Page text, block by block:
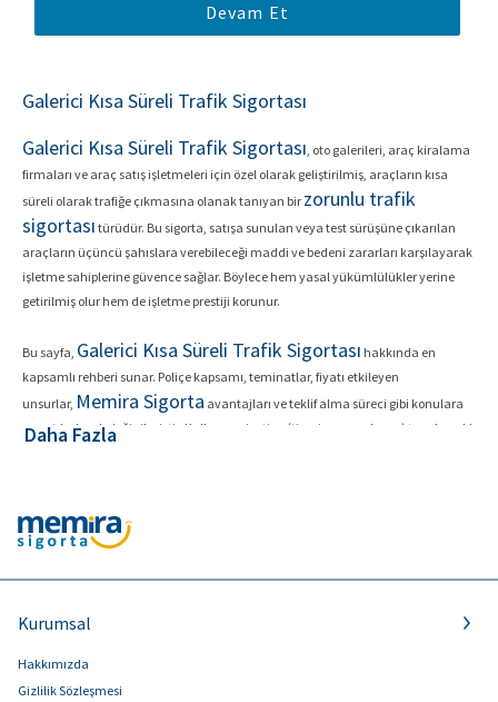
Devam Et
Galerici Kısa Süreli Trafik Sigortası
Galerici Kısa Süreli Trafik Sigortası, oto galerileri, araç kiralama
firmaları ve araç satış işletmeleri için özel olarak geliştirilmiş, araçların kısa
süreli olarak trafiğe çıkmasına olanak tanıyan bir zorunlu trafik
sigortası türüdür. Bu sigorta, satışa sunulan veya test sürüşüne çıkarılan
araçların üçüncü şahıslara verebileceği maddi ve bedeni zararları karşılayarak
işletme sahiplerine güvence sağlar. Böylece hem yasal yükümlülükler yerine
getirilmiş olur hem de işletme prestiji korunur.
Bu sayfa, Galerici Kısa Süreli Trafik Sigortası hakkında en
kapsamlı rehberi sunar. Poliçe kapsamı, teminatlar, fiyatı etkileyen
unsurlar, Memira Sigorta avantajları ve teklif alma süreci gibi konulara
ayrıntılı olarak değinilmiştir. Kullanıcı niyetine (ticari ve sorgulayıcı) tam karşılık
Galerici Kısa Süreli Trafik Sigortası
gün,30 gün
masrafı yapmak yerine, kullanım süresine uygun poliçe ile yasal güvence
sağlanır.
Daha Fazla
Kurumsal
Hakkımızda
Gizlilik Sözleşmesi